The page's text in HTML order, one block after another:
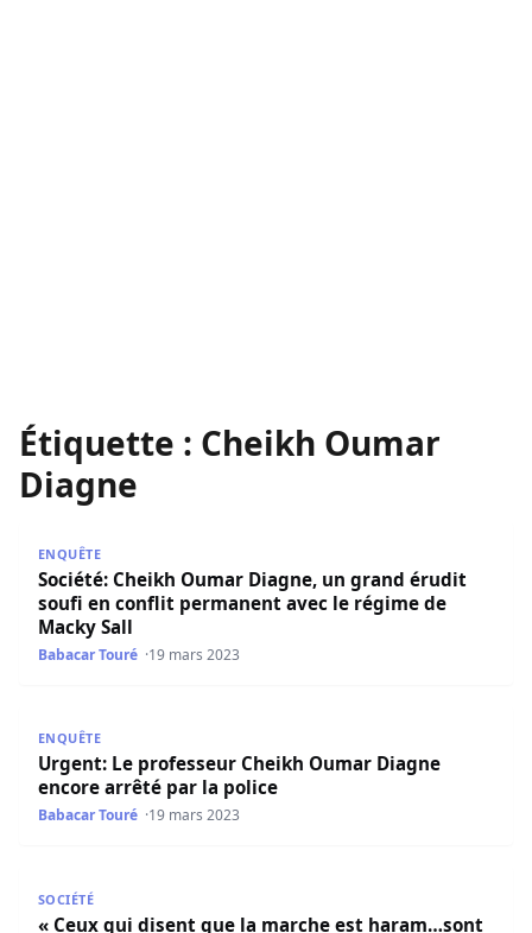
Étiquette : Cheikh Oumar
Diagne
ENQUÊTE
Société: Cheikh Oumar Diagne, un grand érudit
soufi en conflit permanent avec le régime de
Macky Sall
Babacar Touré 19 mars 2023
ENQUÊTE
Urgent: Le professeur Cheikh Oumar Diagne
encore arrêté par la police
Babacar Touré 19 mars 2023
SOCIÉTÉ
« Ceux qui disent que la marche est haram…sont